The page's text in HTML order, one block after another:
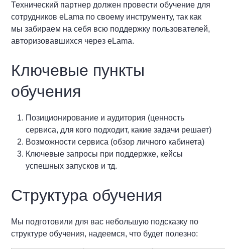
Технический партнер должен провести обучение для
сотрудников eLama по своему инструменту, так как
мы забираем на себя всю поддержку пользователей,
авторизовавшихся через eLama.
Ключевые пункты
обучения
Позиционирование и аудитория (ценность
сервиса, для кого подходит, какие задачи решает)
Возможности сервиса (обзор личного кабинета)
Ключевые запросы при поддержке, кейсы
успешных запусков и тд.
Структура обучения
Мы подготовили для вас небольшую подсказку по
структуре обучения, надеемся, что будет полезно: